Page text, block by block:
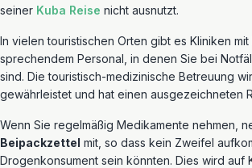
seiner Kuba Reise nicht ausnutzt.
In vielen touristischen Orten gibt es Kliniken mit
sprechendem Personal, in denen Sie bei
sind. Die touristisch-medizinische Betreuung
gewährleistet und hat einen ausgezeichneten
Wenn Sie regelmäßig Medikamente nehmen,
Beipackzettel mit, so dass kein Zweifel
Drogenkonsument sein könnten. Dies wird auf